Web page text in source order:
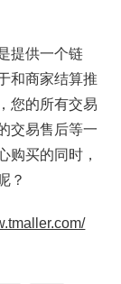
提供一个链
和商家结算推
您的所有交易
交易售后等一
购买的同时，
？